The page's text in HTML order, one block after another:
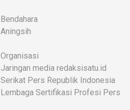
Bendahara
Aningsih
Organisasi
Jaringan media redaksisatu.id
Serikat Pers Republik Indonesia
Lembaga Sertifikasi Profesi Pers